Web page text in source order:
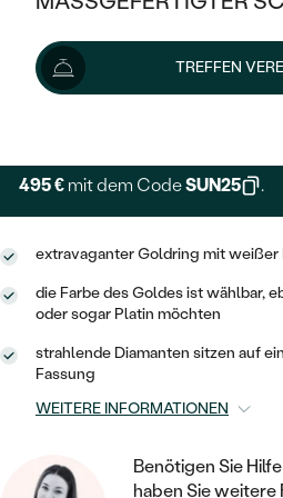
KLASSISCH
MEMOIRE
VINTAGE
AUSSERGEWÖHNLICHE
GEHÄMMERTE
VON HAND GRAVIERTE
MIT MEHREREN
HALO
VINTAGE
IM SET
AUSSERGEWÖHNLICH
GESTALTE EINEN RING
WÄHLE EINEN RING
DIAMANTEN ZUM
AUSVERKAUF
WENN SCHMUCK
NACH TYP
OHRRINGE
RINGE
ANHÄNGER / KETTEN
ARMBÄNDER
HERRENSCHMUCK
PLATIN
OHRSTECKER
CREOLEN
MINIMALISTISCHE
OHRHÄNGER
SOLITÄR
HERZ
GOLD
SILBER
NACH STYL
SOLITÄR
ZUR GEBURT EINES
PERSONALISIERT
MINIMALISTISCH
AUSVERKAUF
GOLD
SILBER
NACH STYL
TREFFEN
660 €1 009 € -35 %
Schmuck ist auf Lager. Wir liefern
Stunden.
495 € mit dem CodeSUN25 .
extravaganter Goldring mit weißer
die Farbe des Goldes ist wählbar,
oder sogar Platin möchten
strahlende Diamanten sitzen auf
Fassung
WEITERE INFORMATIONEN
Benötigen Sie
haben Sie weitere